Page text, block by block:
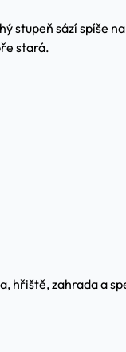
stupeň sází spíše
stará.
hřiště, zahrada a